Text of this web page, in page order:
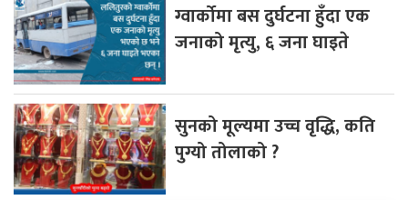
ग्वार्कोमा बस दुर्घटना हुँदा एक
जनाको मृत्यु, ६ जना घाइते
सुनको मूल्यमा उच्च वृद्धि, कति
पुग्यो तोलाको ?